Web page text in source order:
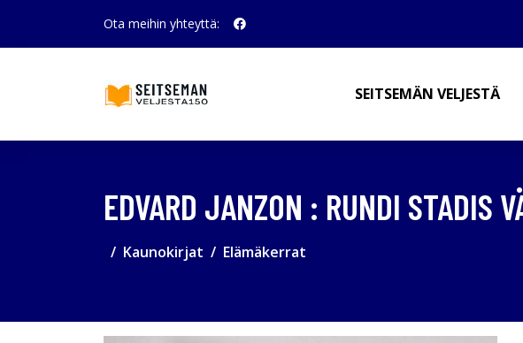
Ota meihin yhteyttä:
SEITSEMÄN VELJESTÄ
EDVARD JANZON : RUNDI STADIS
Kaunokirjat Elämäkerrat